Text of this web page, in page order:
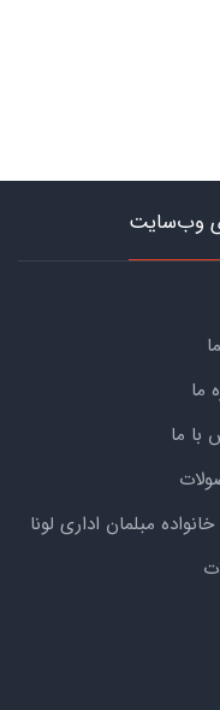
وب‌سایت
ما
با ما
مبلمان اداری لونا